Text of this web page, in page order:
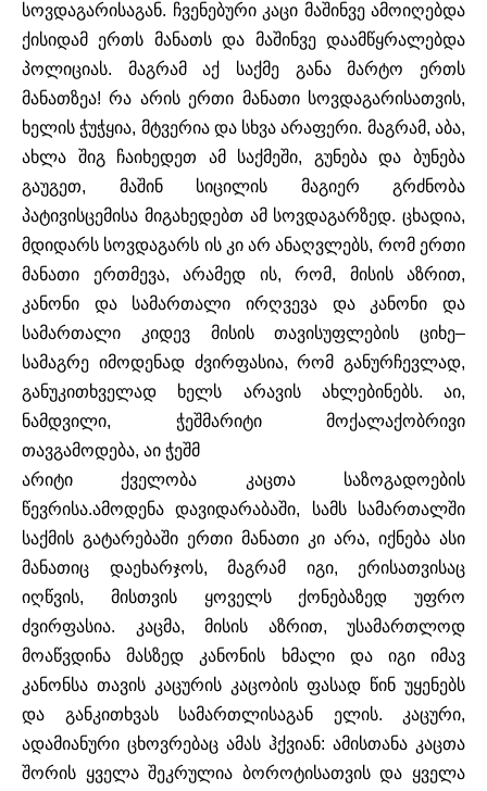
სოვდაგარისაგან. ჩვენებური კაცი მაშინვე ამოიღებდა
ქისიდამ ერთს მანათს და მაშინვე დაამწყრალებდა
პოლიციას. მაგრამ აქ საქმე განა მარტო ერთს
მანათზეა!რა არის ერთი მანათი სოვდაგარისათვის,
ხელის ჭუჭყია, მტვერია და სხვა არაფერი. მაგრამ,აბა,
ახლა
შიგ ჩაიხედეთ ამ საქმეში, გუნება და
ბუნება
გაუგეთ, მაშინ სიცილის მაგიერ
გრძნობა
პატივისცემისა მიგახედებთ ამ სოვდაგარზედ. ცხადია,
მდიდარს სოვდაგარს ის კი არ ანაღვლებს, რომ ერთი
მანათი ერთმევა, არამედ ის, რომ, მისის აზრით,
კანონი
და სამართალი ირღვევა და კანონი
და
სამართალი
კიდევ მისის თავისუფლების ციხე–
სამაგრე იმოდენად ძვირფასია,რომ განურჩევლად,
განუკითხველად
ხელს არავის ახლებინებს. აი,
ნამდვილი, ჭეშმარიტი მოქალაქობრივი
თავგამოდება, აი ჭეშმ
არიტი
ქველობა კაცთა
საზოგადოების
წევრისა.ამოდენა დავიდარაბაში, სამს
სამართალში
საქმის გატარებაში ერთი მანათი კი არა, იქნება ასი
მანათიც
დაეხარჯოს, მაგრამ იგი, ერისათვისაც
იღწვის, მისთვის ყოველს ქონებაზედ
უფრო
ძვირფასია. კაცმა, მისის აზრით, უსამართლოდ
მოაწვდინა
მასზედ კანონის ხმალი და იგი
იმავ
კანონსა თავის კაცურის კაცობის ფასად წინ უყენებს
და განკითხვას სამართლისაგან ელის. კაცური,
ადამიანური ცხოვრებაც ამას ჰქვიან: ამისთანა კაცთა
შორის ყველა შეკრულია ბოროტისათვის და ყველა